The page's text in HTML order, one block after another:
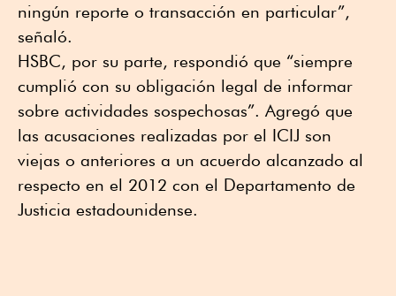
ningún reporte o transacción en particular”,
señaló.
HSBC, por su parte, respondió que “siempre
cumplió con su obligación legal de informar
sobre actividades sospechosas”. Agregó que
las acusaciones realizadas por el ICIJ son
viejas o anteriores a un acuerdo alcanzado al
respecto en el 2012 con el Departamento de
Justicia estadounidense.